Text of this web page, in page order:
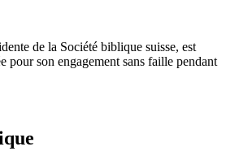
de la Société biblique suisse, est
pour son engagement sans faille pendant